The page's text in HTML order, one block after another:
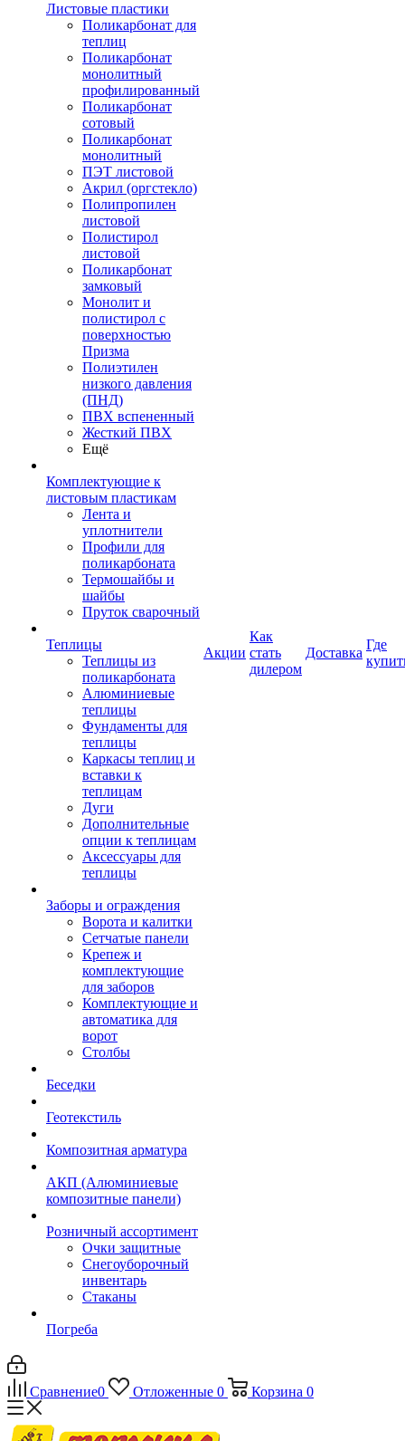
Листовые пластики
Поликарбонат для
теплиц
Поликарбонат
монолитный
профилированный
Поликарбонат
сотовый
Поликарбонат
монолитный
ПЭТ листовой
Акрил (оргстекло)
Полипропилен
листовой
Полистирол
листовой
Поликарбонат
замковый
Монолит и
полистирол с
поверхностью
Призма
Полиэтилен
низкого давления
(ПНД)
ПВХ вспененный
Жесткий ПВХ
Ещё
Комплектующие к
листовым пластикам
Лента и
уплотнители
Профили для
поликарбоната
Термошайбы и
шайбы
Пруток сварочный
Теплицы
Теплицы из
поликарбоната
Алюминиевые
теплицы
Фундаменты для
теплицы
Каркасы теплиц и
вставки к
теплицам
Дуги
Дополнительные
опции к теплицам
Аксессуары для
теплицы
Заборы и ограждения
Ворота и калитки
Сетчатые панели
Крепеж и
комплектующие
для заборов
Комплектующие и
автоматика для
ворот
Столбы
Беседки
Геотекстиль
Композитная арматура
АКП (Алюминиевые
композитные панели)
Розничный ассортимент
Очки защитные
Снегоуборочный
инвентарь
Стаканы
Погреба
Акции
Как
стать
дилером
Доставка
Где
Сравнение0 Отложенные 0 Корзина 0